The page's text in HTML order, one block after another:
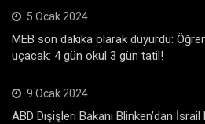
5 Ocak 2024
MEB son dakika olarak duyurdu:
uçacak: 4 gün okul 3 gün tatil!
9 Ocak 2024
ABD Dışişleri Bakanı Blinken’dan